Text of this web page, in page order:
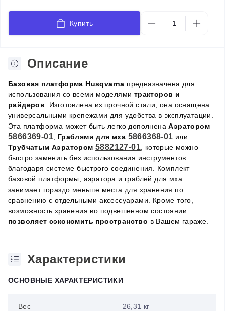
Купить
Описание
Базовая платформа Husqvarna предназначена для
использования со всеми моделями тракторов и
райдеров . Изготовлена из прочной стали, она оснащена
универсальными крепежами для удобства в эксплуатации.
Эта платформа может быть легко дополнена Аэратором
5866369-01 Граблями для мха 5866368-01 или
Трубчатым Аэратором 5882127-01 , которые можно
быстро заменить без использования инструментов
благодаря системе быстрого соединения. Комплект
базовой платформы, аэратора и граблей для мха
занимает гораздо меньше места для хранения по
сравнению с отдельными аксессуарами. Кроме того,
возможность хранения во подвешенном состоянии
позволяет сэкономить пространство в Вашем гараже.
Характеристики
ОСНОВНЫЕ ХАРАКТЕРИСТИКИ
Вес 26,31 кг